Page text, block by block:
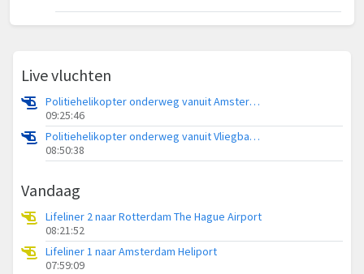
Live vluchten
Politiehelikopter onderweg vanuit Amsterdam Vliegveld Schiphol
09:25:46
Politiehelikopter onderweg vanuit Vliegbasis Volkel
08:50:38
Vandaag
Lifeliner 2 naar Rotterdam The Hague Airport
08:21:52
Lifeliner 1 naar Amsterdam Heliport
07:59:09